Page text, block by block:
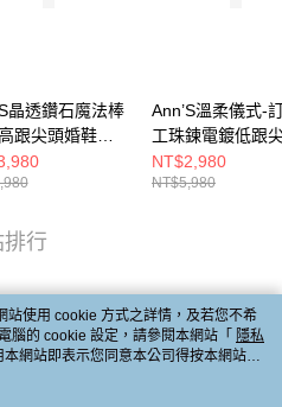
晶透鑽石魔法棒
跟尖頭婚鞋
白
Ann’S溫柔儀式-
工珠鍊電鍍低跟
鞋4.5cm-白
NT$2,980
NT$5,980
排行
使用 cookie 方式之詳情，及若您不希
腦的 cookie 設定，請參閱本網站「 隱私
網站即表示您同意本公司得按本網站使